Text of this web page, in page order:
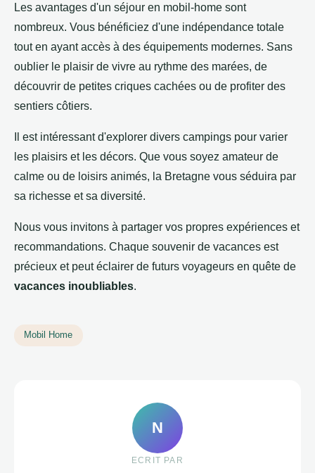
Les avantages d'un séjour en mobil-home sont
nombreux. Vous bénéficiez d'une indépendance totale
tout en ayant accès à des équipements modernes. Sans
oublier le plaisir de vivre au rythme des marées, de
découvrir de petites criques cachées ou de profiter des
sentiers côtiers.
Il est intéressant d'explorer divers campings pour varier
les plaisirs et les décors. Que vous soyez amateur de
calme ou de loisirs animés, la Bretagne vous séduira par
sa richesse et sa diversité.
Nous vous invitons à partager vos propres expériences et
recommandations. Chaque souvenir de vacances est
précieux et peut éclairer de futurs voyageurs en quête de
vacances inoubliables.
Mobil Home
N
ECRIT PAR